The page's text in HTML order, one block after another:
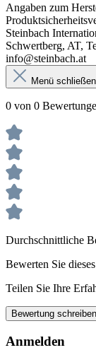
Angaben zum
Steinbach
Schwertberg, AT,
info@steinbach.at
Menü schließen
0 von 0
Durchschnittliche
Bewerten Sie
Teilen Sie Ihre
Bewertung schreiben
Anmelden